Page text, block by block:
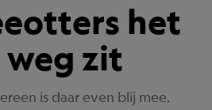
het
weg zit
is daar even blij mee.